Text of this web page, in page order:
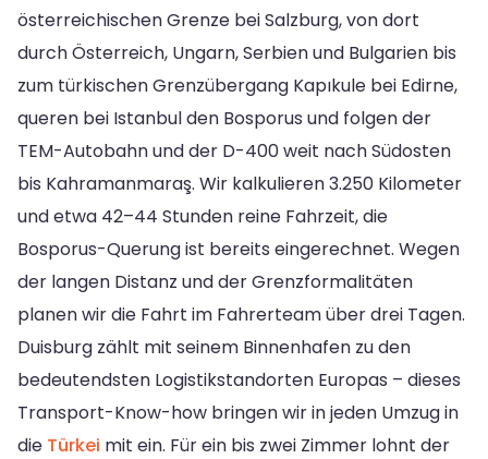
österreichischen Grenze bei Salzburg, von dort
durch Österreich, Ungarn, Serbien und Bulgarien bis
zum türkischen Grenzübergang Kapıkule bei Edirne,
queren bei Istanbul den Bosporus und folgen der
TEM-Autobahn und der D-400 weit nach Südosten
bis Kahramanmaraş. Wir kalkulieren 3.250 Kilometer
und etwa 42–44 Stunden reine Fahrzeit, die
Bosporus-Querung ist bereits eingerechnet. Wegen
der langen Distanz und der Grenzformalitäten
planen wir die Fahrt im Fahrerteam über drei Tagen.
Duisburg zählt mit seinem Binnenhafen zu den
bedeutendsten Logistikstandorten Europas – dieses
Transport-Know-how bringen wir in jeden Umzug in
die Türkei mit ein. Für ein bis zwei Zimmer lohnt der